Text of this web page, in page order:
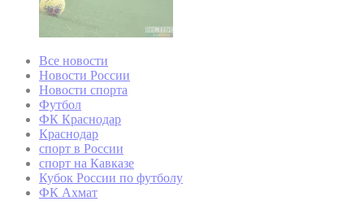
Все новости
Новости России
Новости спорта
Футбол
ФК Краснодар
Краснодар
спорт в России
спорт на Кавказе
Кубок России по футболу
ФК Ахмат